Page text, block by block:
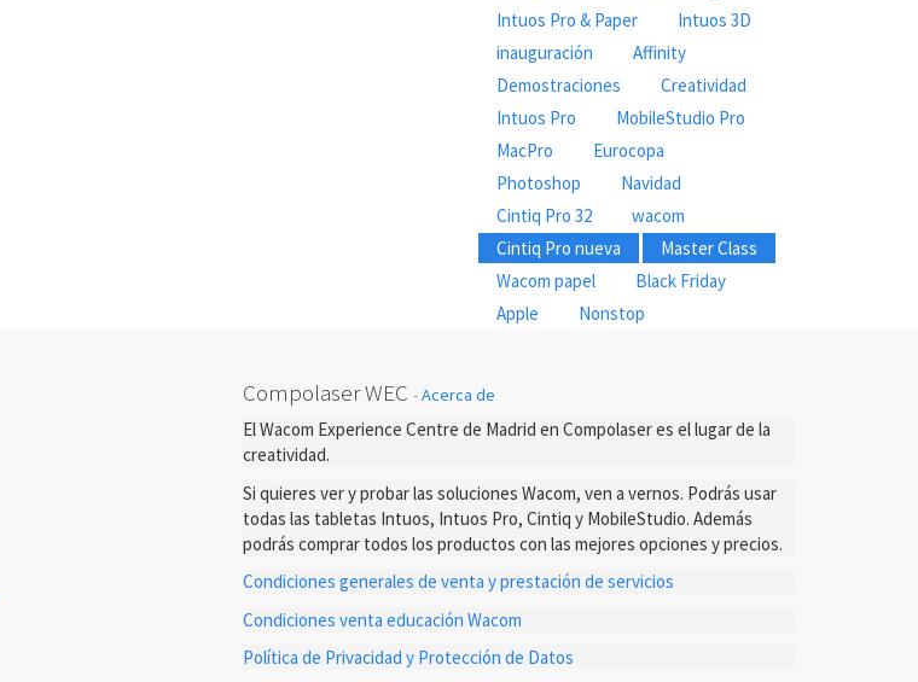
Intuos Pro & Paper
Intuos 3D
inauguración
Affinity
Demostraciones
Creatividad
Intuos Pro
MobileStudio Pro
MacPro
Eurocopa
Photoshop
Navidad
Cintiq Pro 32
wacom
Cintiq Pro nueva
Master Class
Wacom papel
Black Friday
Apple
Nonstop
Compolaser WEC -Acerca de
El Wacom Experience Centre de Madrid en Compolaser es el lugar de la
creatividad.
Si quieres ver y probar las soluciones Wacom, ven a vernos. Podrás usar
todas las tabletas Intuos, Intuos Pro, Cintiq y MobileStudio. Además
podrás comprar todos los productos con las mejores opciones y precios.
Condiciones generales de venta y prestación de servicios
Condiciones venta educación Wacom
Política de Privacidad y Protección de Datos